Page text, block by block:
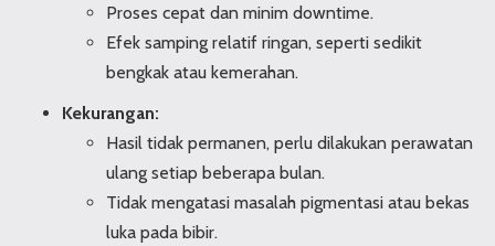
Proses cepat dan minim downtime.
Efek samping relatif ringan, seperti sedikit
bengkak atau kemerahan.
Kekurangan:
Hasil tidak permanen, perlu dilakukan perawatan
ulang setiap beberapa bulan.
Tidak mengatasi masalah pigmentasi atau bekas
luka pada bibir.